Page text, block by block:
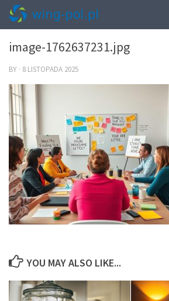
image-1762637231.jpg
BY · 8 LISTOPADA 2025
YOU MAY ALSO LIKE...